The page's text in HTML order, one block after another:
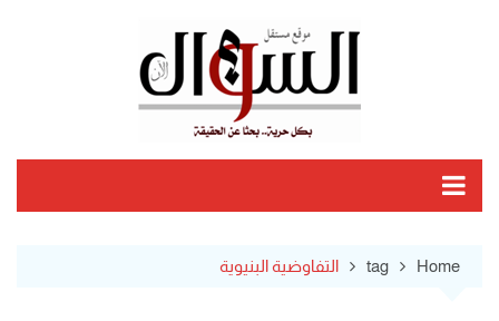
Home
tag التفاوضية البنيوية